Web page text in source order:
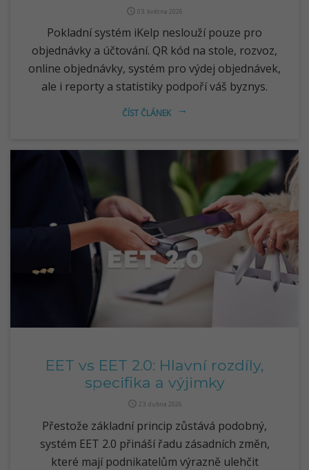
query_builder 03. května 2026
Pokladní systém iKelp neslouží pouze pro
objednávky a účtování. QR kód na stole, rozvoz,
online objednávky, systém pro výdej objednávek,
ale i reporty a statistiky podpoří váš byznys.
arrow_right_alt
ČÍST ČLÁNEK
EET vs EET 2.0: Hlavní rozdíly,
specifika a výjimky
query_builder 23. dubna 2026
Přestože základní princip zůstává podobný,
systém EET 2.0 přináší řadu zásadních změn,
které mají podnikatelům výrazně ulehčit